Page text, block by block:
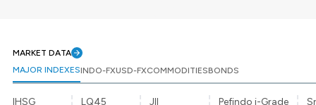
MARKET DATA
MAJOR INDEXESINDO-FXUSD-FXCOMMODITIESBONDS
IHSG
LQ45
JII
Pefindo i-Grade